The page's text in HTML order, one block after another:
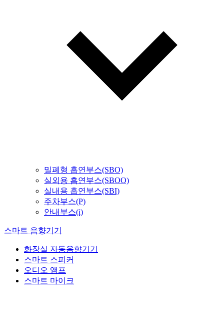
밀폐형 흡연부스(SBO)
실외용 흡연부스(SBOO)
실내용 흡연부스(SBI)
주차부스(P)
안내부스(i)
스마트 음향기기
화장실 자동음향기기
스마트 스피커
오디오 앰프
스마트 마이크